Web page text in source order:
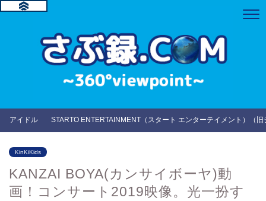
アイドル STARTO ENTERTAINMENT（スタート エンターテイメント）（
KinKiKids
KANZAI BOYA(カンサイボーヤ)動
画！コンサート2019映像。光一扮す